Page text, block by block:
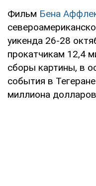
Фильм Бена
уикенда 26-28
прокатчикам 12,4
сборы картины, в
события в
миллиона